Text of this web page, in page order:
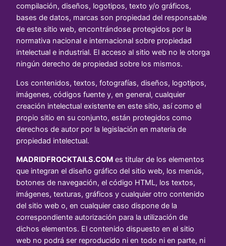
compilación, diseños, logotipos, texto y/o gráficos,
bases de datos, marcas son propiedad del responsable
de este sitio web, encontrándose protegidos por la
normativa nacional e internacional sobre propiedad
intelectual e industrial. El acceso al sitio web no le otorga
ningún derecho de propiedad sobre los mismos.
Los contenidos, textos, fotografías, diseños, logotipos,
imágenes, códigos fuente y, en general, cualquier
creación intelectual existente en este sitio, así como el
propio sitio en su conjunto, están protegidos como
derechos de autor por la legislación en materia de
propiedad intelectual.
MADRIDFROCKTAILS.COM es titular de los elementos
que integran el diseño gráfico del sitio web, los menús,
botones de navegación, el código HTML, los textos,
imágenes, texturas, gráficos y cualquier otro contenido
del sitio web o, en cualquier caso dispone de la
correspondiente autorización para la utilización de
dichos elementos. El contenido dispuesto en el sitio
web no podrá ser reproducido ni en todo ni en parte, ni